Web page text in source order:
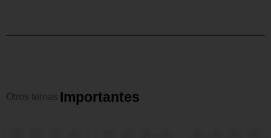
Otros temas Importantes